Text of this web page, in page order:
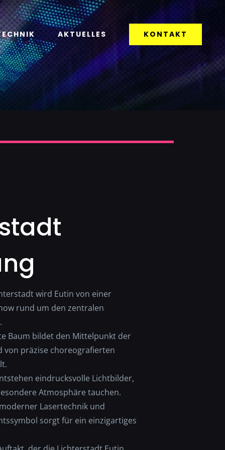
AKTUELLES KONTAKT
wird Eutin von einer
rund um den zentralen
Baum bildet den Mittelpunkt der
von präzise choreografierten
eindrucksvolle Lichtbilder,
Atmosphäre tauchen.
Lasertechnik und
sorgt für ein einzigartiges